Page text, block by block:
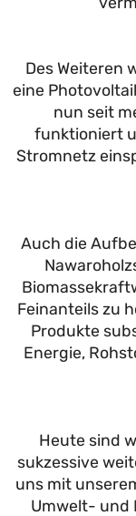
Des Weiteren
eine
nun seit
funktioniert
Stromnetz
Auch die
Feinanteils zu
Produkte
Energie,
Heute sind
sukzessive
uns mit
Umwelt- und